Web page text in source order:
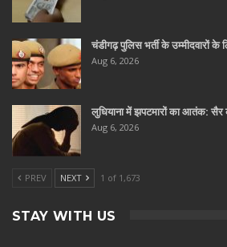
चंडीगढ़ पुलिस भर्ती के उम्मीदवारों के
Aug 6, 2026
लुधियाना में झपटमारों का आतंक: सैर
Aug 6, 2026
PREV NEXT 1 of 1,673
STAY WITH US